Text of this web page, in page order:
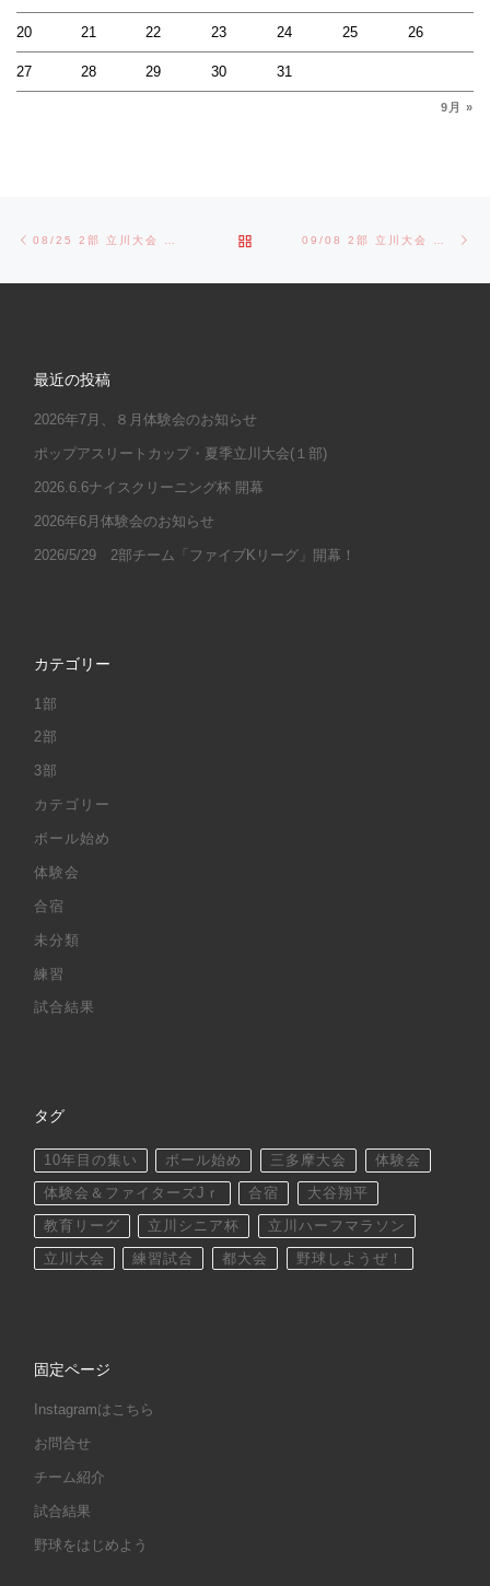
9月 »
20 21 22 23 24 25 26
27 28 29 30 31
Post navigation BACK TO POST LIST
最近の投稿
2026年7月、８月体験会のお知らせ
ポップアスリートカップ・夏季立川大会(１部)
2026.6.6ナイスクリーニング杯 開幕
2026年6月体験会のお知らせ
2026/5/29 2部チーム「ファイブKリーグ」開幕！
カテゴリー
1部
2部
3部
カテゴリー
ボール始め
体験会
合宿
未分類
練習
試合結果
タグ
10年目の集い ボール始め 三多摩大会 体験会
体験会＆ファイターズJｒ 合宿 大谷翔平
教育リーグ 立川シニア杯 立川ハーフマラソン
立川大会 練習試合 都大会 野球しようぜ！
固定ページ
Instagramはこちら
お問合せ
チーム紹介
試合結果
野球をはじめよう